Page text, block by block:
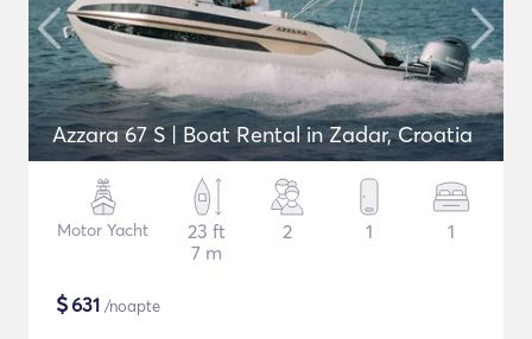
Azzara 67 S | Boat Rental in Zadar, Croatia
Motor Yacht
23 ft
7 m
2 1 1
$631 /noapte